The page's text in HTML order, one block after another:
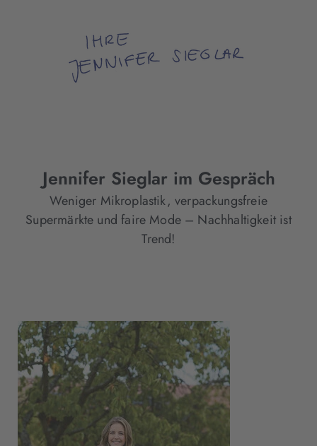
Jennifer Sieglar im Gespräch
Weniger Mikroplastik, verpackungsfreie
Supermärkte und faire Mode – Nachhaltigkeit ist
Trend!